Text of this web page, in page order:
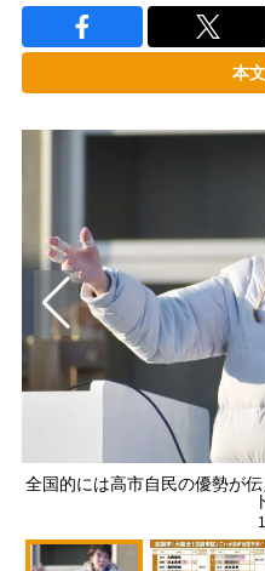
本
全国的には高市自民の優勢が
1